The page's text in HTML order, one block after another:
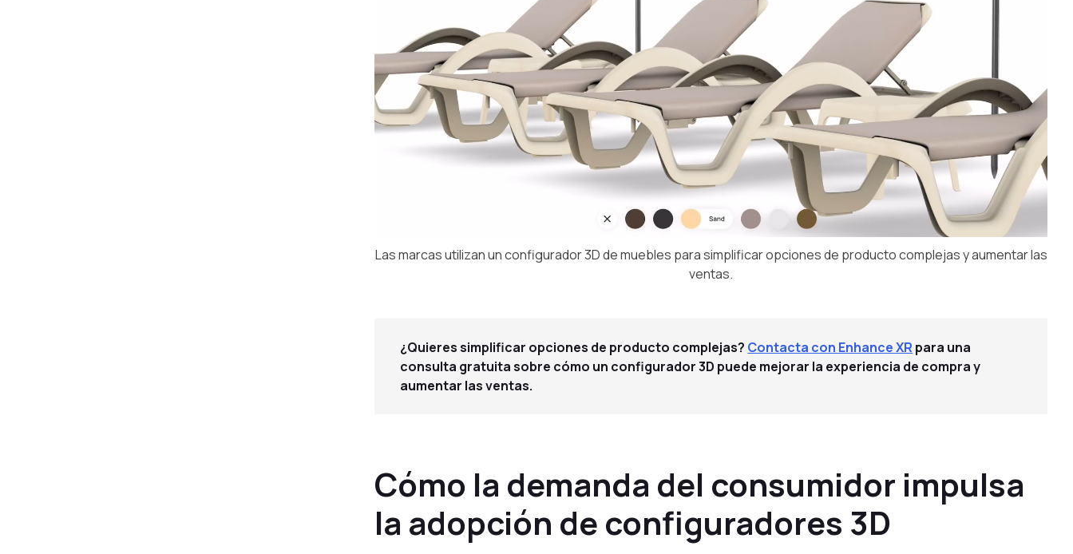
Las marcas utilizan un configurador 3D de muebles para simplificar opciones de producto complejas y aumentar las
ventas.
¿Quieres simplificar opciones de producto complejas? Contacta con Enhance XR para una
consulta gratuita sobre cómo un configurador 3D puede mejorar la experiencia de compra y
aumentar las ventas.
Cómo la demanda del consumidor impulsa
la adopción de configuradores 3D